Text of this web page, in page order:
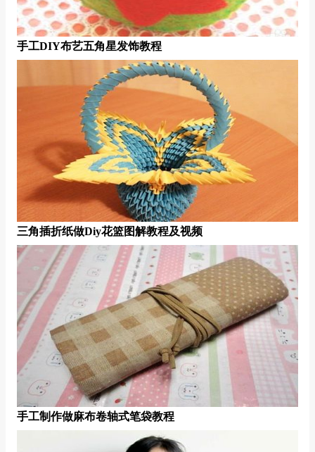
手工DIY布艺五角星发饰教程
三角插折纸做diy花篮图解教程及视频
手工制作做麻布卷轴式笔袋教程